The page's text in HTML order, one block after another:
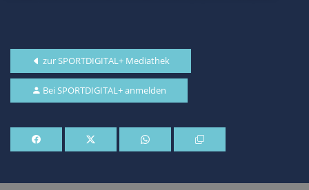
zur SPORTDIGITAL+ Mediathek
Bei SPORTDIGITAL+ anmelden